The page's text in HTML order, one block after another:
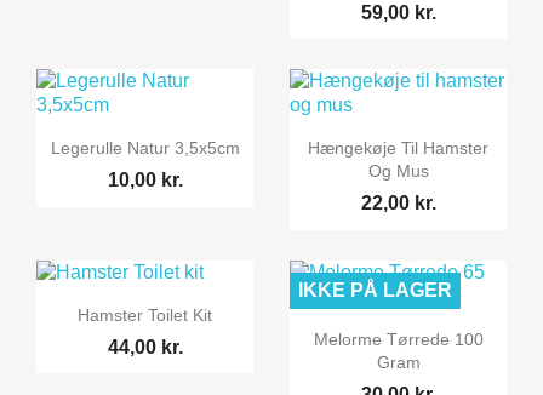
59,00 kr.
 Vis her
Legerulle Natur 3,5x5cm
10,00 kr.
 Vis her
Hængekøje Til Hamster
Og Mus
22,00 kr.
 Vis her
Hamster Toilet Kit
44,00 kr.  Vis her
Melorme Tørrede 100
Gram
IKKE PÅ LAGER